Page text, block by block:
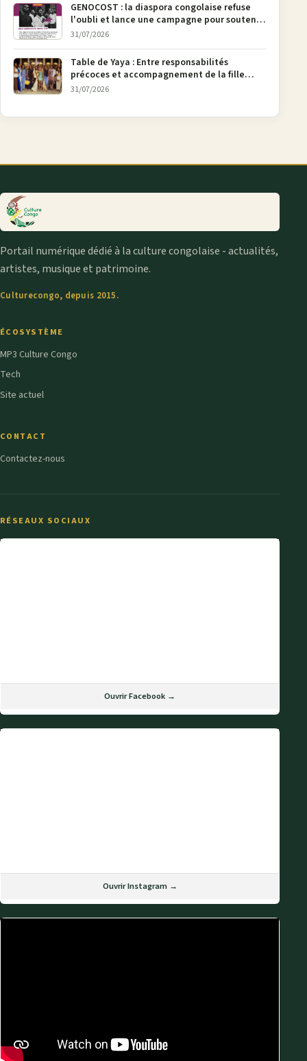
GENOCOST : la diaspora congolaise refuse
l'oubli et lance une campagne pour soutenir
la pétition FONAREV depuis Bruxelles
31/07/2026
Table de Yaya : Entre responsabilités
précoces et accompagnement de la fille
aînée, la diaspora en débat
31/07/2026
Portail numérique dédié à la culture congolaise - actualités,
artistes, musique et patrimoine.
Culturecongo, depuis 2015.
ÉCOSYSTÈME
MP3 Culture Congo
Tech
Site actuel
CONTACT
Contactez-nous
RÉSEAUX SOCIAUX
Ouvrir Facebook →
Ouvrir Instagram →